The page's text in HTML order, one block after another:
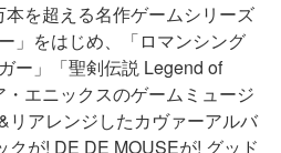
を超える名作ゲームシリーズ
」をはじめ、「ロマンシング
ー」「聖剣伝説 Legend of
エニックスのゲームミュージ
リアレンジしたカヴァーアルバ
クが! DE DE MOUSEが! グッド